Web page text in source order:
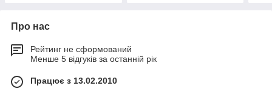
Про нас
Рейтинг не сформований
Менше 5 відгуків за останній рік
Працює з 13.02.2010